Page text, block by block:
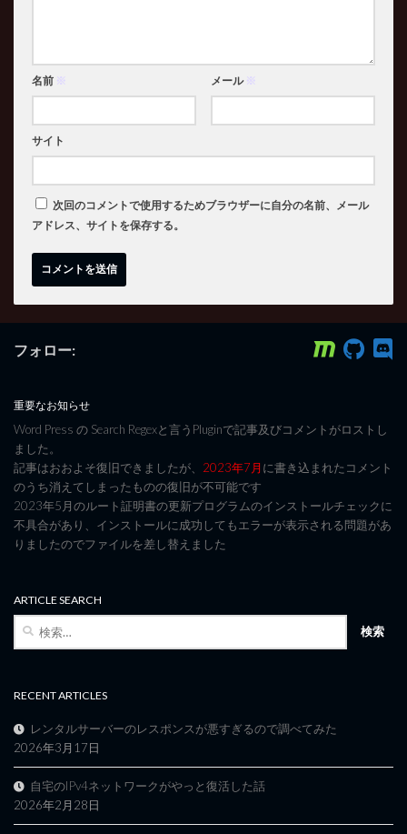
名前 ※ メール ※
サイト
次回のコメントで使用するためブラウザーに自分の名前、メール
アドレス、サイトを保存する。
フォロー:
重要なお知らせ
Word Press の Search Regexと言うPluginで記事及びコメントがロストし
ました。
記事はおおよそ復旧できましたが、 2023年7月に書き込まれたコメント
のうち消えてしまったものの復旧が不可能です
2023年5月のルート証明書の更新プログラムのインストールチェックに
不具合があり、インストールに成功してもエラーが表示される問題があ
りましたのでファイルを差し替えました
ARTICLE SEARCH
RECENT ARTICLES
レンタルサーバーのレスポンスが悪すぎるので調べてみた
2026年3月17日
自宅のIPv4ネットワークがやっと復活した話
2026年2月28日